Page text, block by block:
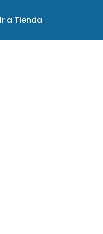
Ir a Tienda